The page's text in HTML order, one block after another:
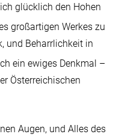
glücklich den Hohen
großartigen Werkes zu
und Beharrlichkeit in
ein ewiges Denkmal –
Österreichischen
Augen, und Alles des